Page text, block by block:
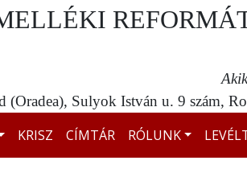
(Oradea), Sulyok István u. 9 szám,
KRISZ CÍMTÁR RÓLUNK